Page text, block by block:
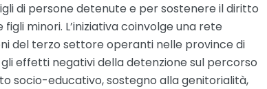
di persone detenute e per sostenere il diritto
minori. L’iniziativa coinvolge una rete
del terzo settore operanti nelle province di
effetti negativi della detenzione sul percorso
socio-educativo, sostegno alla genitorialità,